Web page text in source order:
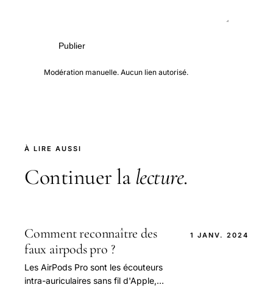
Publier
Modération manuelle. Aucun lien autorisé.
À LIRE AUSSI
Continuer la lecture.
Comment reconnaître des
faux airpods pro ?
Les AirPods Pro sont les écouteurs
intra-auriculaires sans fil d'Apple,
1 JANV. 2024